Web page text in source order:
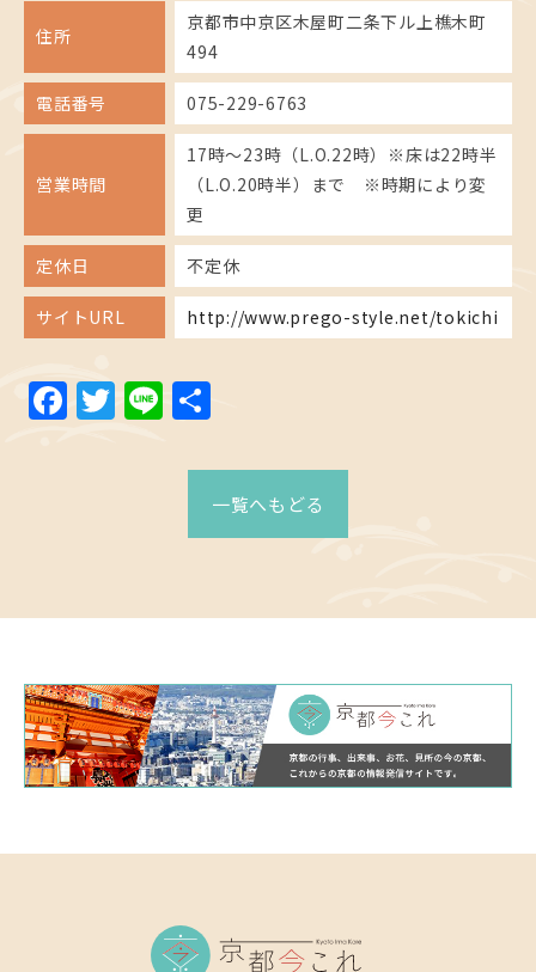
住所
京都市中京区木屋町二条下ル上樵木町
494
電話番号 075-229-6763
営業時間
17時～23時（L.O.22時）※床は22時半
（L.O.20時半）まで ※時期により変
更
定休日 不定休
サイトURL http://www.prego-style.net/tokichi
Facebook
Twitter
Line
一覧へもどる